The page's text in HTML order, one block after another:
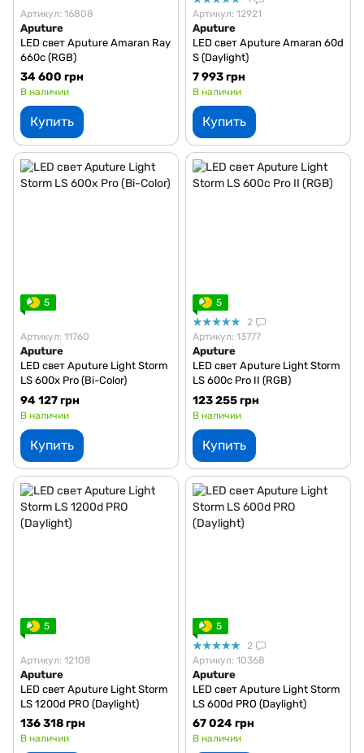
Артикул: 16808
Aputure
LED свет Aputure Amaran Ray
660c (RGB)
34 600 грн
В наличии
Купить
Артикул: 12921
Aputure
LED свет Aputure Amaran 60d
S (Daylight)
7 993 грн
В наличии
Купить
5
Артикул: 11760
Aputure
LED свет Aputure Light Storm
LS 600x Pro (Bi-Color)
94 127 грн
В наличии
Купить
5
2
Артикул: 13777
Aputure
LED свет Aputure Light Storm
LS 600c Pro II (RGB)
123 255 грн
В наличии
Купить
5
Артикул: 12108
Aputure
LED свет Aputure Light Storm
LS 1200d PRO (Daylight)
136 318 грн
В наличии
5
2
Артикул: 10368
Aputure
LED свет Aputure Light Storm
LS 600d PRO (Daylight)
67 024 грн
В наличии